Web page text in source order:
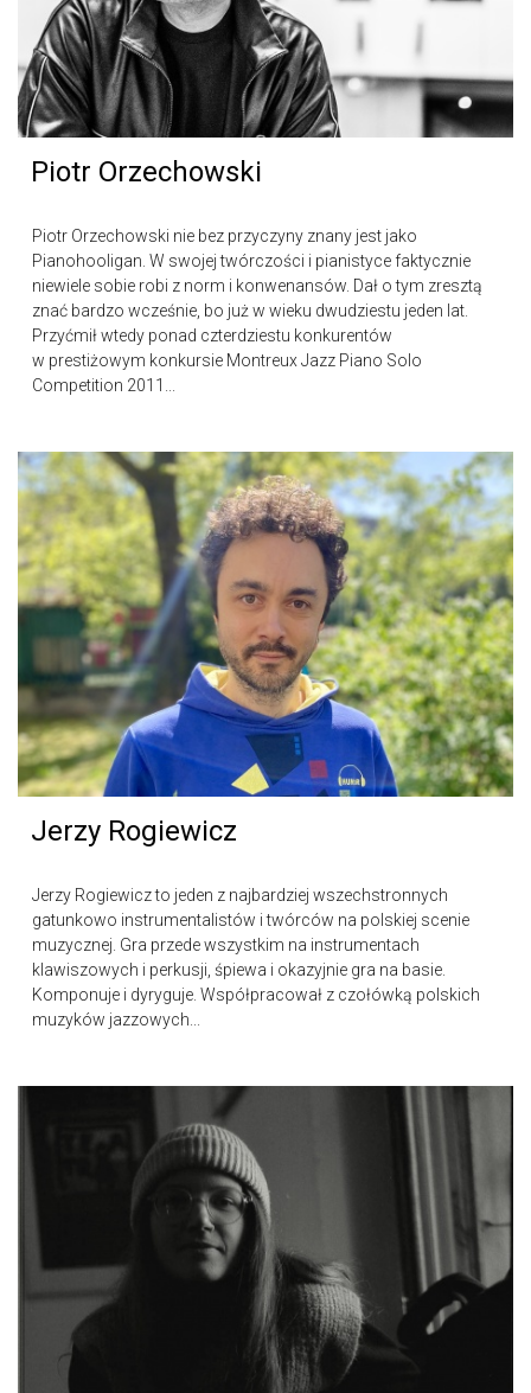
Piotr Orzechowski
Piotr Orzechowski nie bez przyczyny znany jest jako
Pianohooligan. W swojej twórczości i pianistyce faktycznie
niewiele sobie robi z norm i konwenansów. Dał o tym zresztą
znać bardzo wcześnie, bo już w wieku dwudziestu jeden lat.
Przyćmił wtedy ponad czterdziestu konkurentów
w prestiżowym konkursie Montreux Jazz Piano Solo
Competition 2011...
Jerzy Rogiewicz
Jerzy Rogiewicz to jeden z najbardziej wszechstronnych
gatunkowo instrumentalistów i twórców na polskiej scenie
muzycznej. Gra przede wszystkim na instrumentach
klawiszowych i perkusji, śpiewa i okazyjnie gra na basie.
Komponuje i dyryguje. Współpracował z czołówką polskich
muzyków jazzowych...